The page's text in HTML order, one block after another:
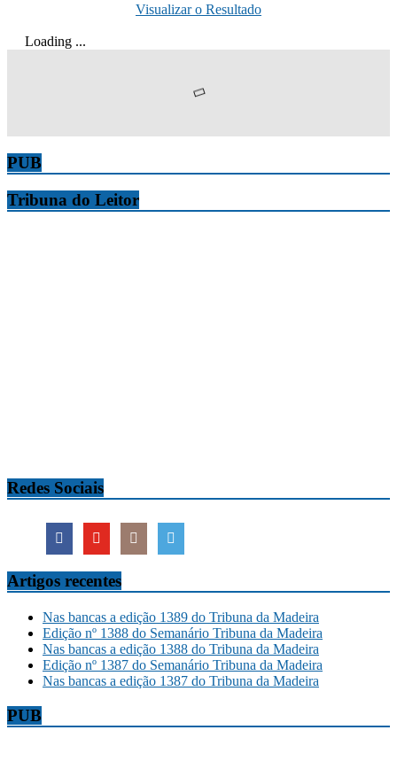
Visualizar o Resultado
Loading ...
PUB
Tribuna do Leitor
Redes Sociais
Artigos recentes
Nas bancas a edição 1389 do Tribuna da Madeira
Edição nº 1388 do Semanário Tribuna da Madeira
Nas bancas a edição 1388 do Tribuna da Madeira
Edição nº 1387 do Semanário Tribuna da Madeira
Nas bancas a edição 1387 do Tribuna da Madeira
PUB